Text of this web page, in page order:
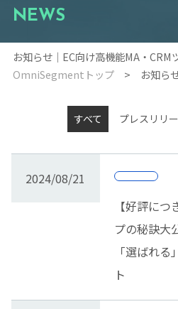
NEWS
お知らせ｜EC向け高機能MA・
OmniSegmentトップ
お知ら
すべて プレスリリ
2024/08/21
【好評に
プの秘訣大
「選ばれ
ト